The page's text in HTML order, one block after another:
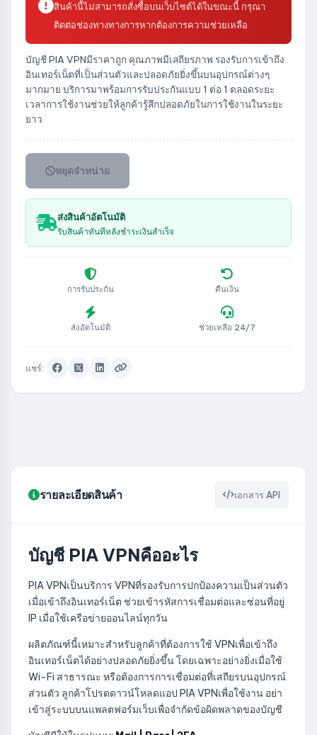
สินค้านี้ไม่สามารถสั่งซื้อบนเว็บไซต์ได้ในขณะนี้ กรุณา
ติดต่อช่องทางทางการหากต้องการความช่วยเหลือ
บัญชี PIA VPNมีราคาถูก คุณภาพมีเสถียรภาพ รองรับการเข้าถึง
อินเทอร์เน็ตที่เป็นส่วนตัวและปลอดภัยยิ่งขึ้นบนอุปกรณ์ต่างๆ
มากมาย บริการมาพร้อมการรับประกันแบบ 1 ต่อ 1 ตลอดระยะ
เวลาการใช้งานช่วยให้ลูกค้ารู้สึกปลอดภัยในการใช้งานในระยะ
ยาว
หยุดจำหน่าย
ส่งสินค้าอัตโนมัติ
รับสินค้าทันทีหลังชำระเงินสำเร็จ
การรับประกัน คืนเงิน
ส่งอัตโนมัติ ช่วยเหลือ 24/7
แชร์:
รายละเอียดสินค้า เอกสาร API
บัญชี PIA VPNคืออะไร
PIA VPNเป็นบริการ VPNที่รองรับการปกป้องความเป็นส่วนตัว
เมื่อเข้าถึงอินเทอร์เน็ต ช่วยเข้ารหัสการเชื่อมต่อและซ่อนที่อยู่
IP เมื่อใช้เครือข่ายออนไลน์ทุกวัน
ผลิตภัณฑ์นี้เหมาะสำหรับลูกค้าที่ต้องการใช้ VPNเพื่อเข้าถึง
อินเทอร์เน็ตได้อย่างปลอดภัยยิ่งขึ้น โดยเฉพาะอย่างยิ่งเมื่อใช้
Wi-Fi สาธารณะ หรือต้องการการเชื่อมต่อที่เสถียรบนอุปกรณ์
ส่วนตัว ลูกค้าโปรดดาวน์โหลดแอป PIA VPNเพื่อใช้งาน อย่า
เข้าสู่ระบบบนแพลตฟอร์มเว็บเพื่อจำกัดข้อผิดพลาดของบัญชี